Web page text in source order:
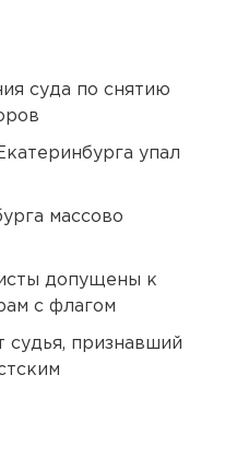
суда по снятию
упал
массово
допущены к
с флагом
судья, признавший